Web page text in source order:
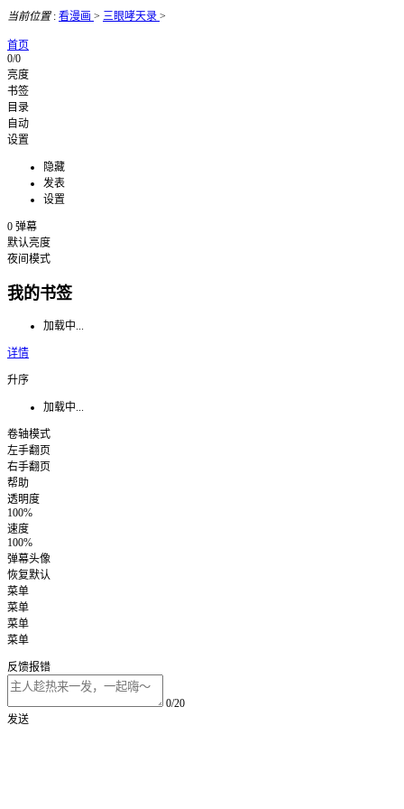
当前位置: 看漫画 > 三眼哮天录 >
首页
0/0
亮度
书签
目录
自动
设置
隐藏
发表
设置
0 弹幕
默认亮度
夜间模式
我的书签
加载中...
详情
升序
加载中...
卷轴模式
左手翻页
右手翻页
帮助
透明度
100%
速度
100%
弹幕头像
恢复默认
菜单
菜单
菜单
菜单
反馈报错
0/20
发送